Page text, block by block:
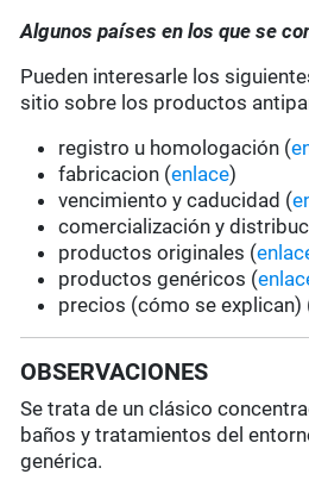
Algunos países en los que se
Pueden interesarle los
sitio sobre los productos
registro u homologación (
fabricacion (enlace)
vencimiento y caducidad (
comercialización y
productos originales (
productos genéricos (
precios (cómo se explican)
OBSERVACIONES
Se trata de un clásico
baños y tratamientos del
genérica.